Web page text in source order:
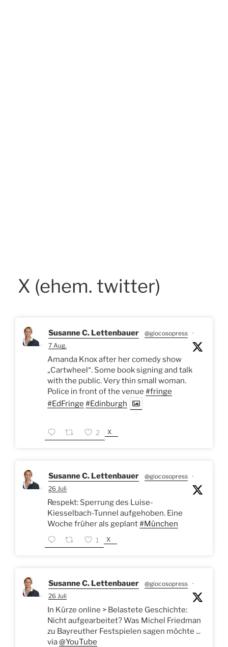
X (ehem. twitter)
Susanne C. Lettenbauer @giocosopress ·
7 Aug.
Amanda Knox after her comedy show
„Cartwheel“. Some book signing and talk
with the public. Very thin small woman.
Police in front of the venue #fringe
#EdFringe #Edinburgh
2 X
Susanne C. Lettenbauer @giocosopress ·
26 Juli
Respekt: Sperrung des Luise-
Kiesselbach-Tunnel aufgehoben. Eine
Woche früher als geplant#München
1 X
Susanne C. Lettenbauer @giocosopress ·
26 Juli
In Kürze online > Belastete Geschichte:
Nicht aufgearbeitet? Was Michel Friedman
zu Bayreuther Festspielen sagen möchte ...
via@YouTube